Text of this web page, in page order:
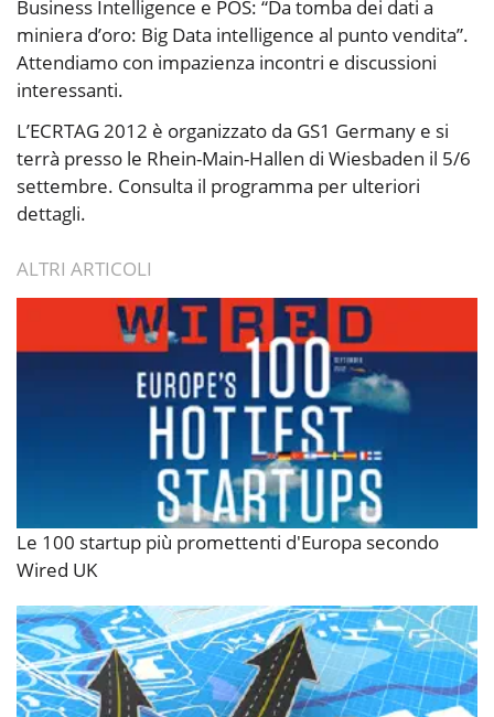
Business Intelligence e POS: “Da tomba dei dati a
miniera d’oro: Big Data intelligence al punto vendita”.
Attendiamo con impazienza incontri e discussioni
interessanti.
L’ECRTAG 2012 è organizzato da GS1 Germany e si
terrà presso le Rhein-Main-Hallen di Wiesbaden il 5/6
settembre. Consulta il programma per ulteriori
dettagli.
ALTRI ARTICOLI
Le 100 startup più promettenti d'Europa secondo
Wired UK